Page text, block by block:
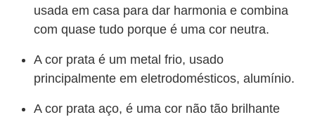
usada em casa para dar harmonia e combina
com quase tudo porque é uma cor neutra.
A cor prata é um metal frio, usado
principalmente em eletrodomésticos, alumínio.
A cor prata aço, é uma cor não tão brilhante